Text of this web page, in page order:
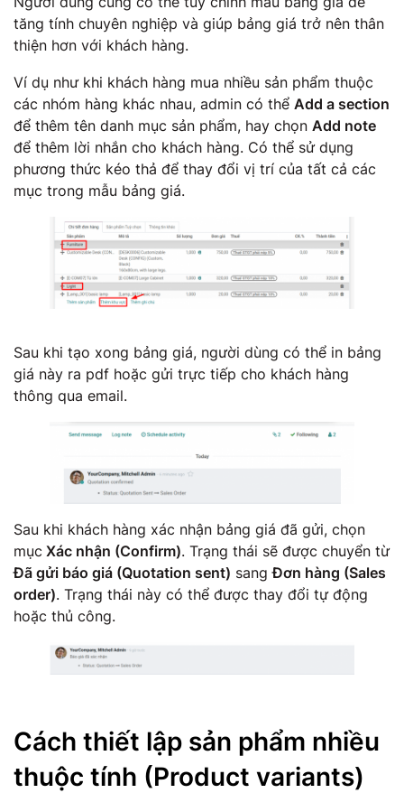
tăng tính chuyên nghiệp và giúp bảng giá trở nên thân
thiện hơn với khách hàng.
Ví dụ như khi khách hàng mua nhiều sản phẩm thuộc
các nhóm hàng khác nhau, admin có thể Add a section
để thêm tên danh mục sản phẩm, hay chọn Add note
để thêm lời nhắn cho khách hàng. Có thể sử dụng
phương thức kéo thả để thay đổi vị trí của tất cả các
mục trong mẫu bảng giá.
Sau khi tạo xong bảng giá, người dùng có thể in bảng
giá này ra pdf hoặc gửi trực tiếp cho khách hàng
thông qua email.
Sau khi khách hàng xác nhận bảng giá đã gửi, chọn
mục Xác nhận (Confirm). Trạng thái sẽ được chuyển từ
Đã gửi báo giá (Quotation sent) sangĐơn hàng (Sales
order). Trạng thái này có thể được thay đổi tự động
hoặc thủ công.
Cách thiết lập sản phẩm nhiều
thuộc tính (Product variants)